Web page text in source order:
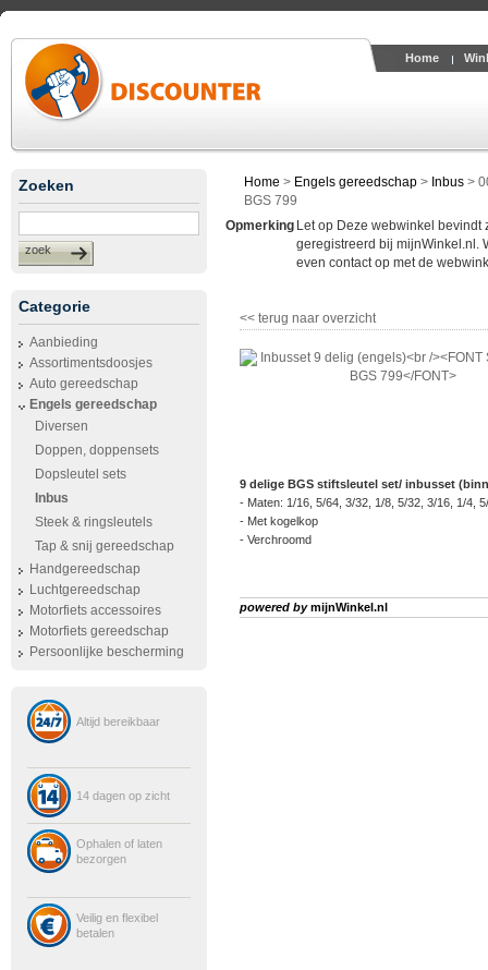
Home
Zoeken
zoek
Categorie
Aanbieding
Assortimentsdoosjes
Auto gereedschap
Engels gereedschap
Diversen
Doppen, doppensets
Dopsleutel sets
Inbus
Steek & ringsleutels
Tap & snij gereedschap
Handgereedschap
Luchtgereedschap
Motorfiets accessoires
Motorfiets gereedschap
Persoonlijke bescherming
Altijd bereikbaar
14 dagen op zicht
Ophalen of laten
bezorgen
Veilig en flexibel
betalen
Home > Engels gereedschap > Inbus >
BGS 799
Opmerking Let op Deze webwinkel
geregistreerd bij mijnWinkel.nl.
even contact op met de
<< terug naar overzicht
9 delige BGS stiftsleutel set/ inbusset
- Maten: 1/16, 5/64, 3/32, 1/8, 5/32, 3/16, 1/4,
- Met kogelkop
- Verchroomd
powered bymijnWinkel.nl